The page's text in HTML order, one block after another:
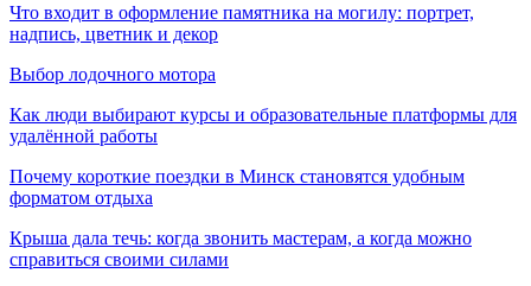
Что входит в оформление памятника на могилу: портрет,
надпись, цветник и декор
Выбор лодочного мотора
Как люди выбирают курсы и образовательные платформы для
удалённой работы
Почему короткие поездки в Минск становятся удобным
форматом отдыха
Крыша дала течь: когда звонить мастерам, а когда можно
справиться своими силами